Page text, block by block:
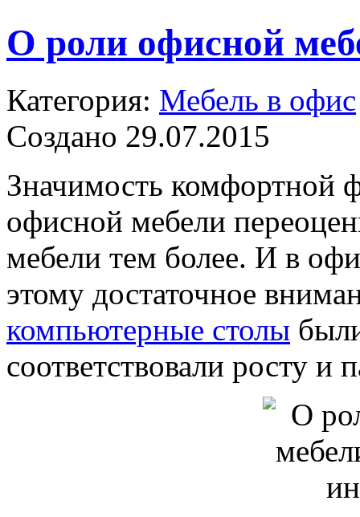
О роли офисной
Категория: Мебель в офис
Создано 29.07.2015
Значимость комфортной
офисной мебели
мебели тем более. И в
этому достаточное
компьютерные столы
соответствовали росту и